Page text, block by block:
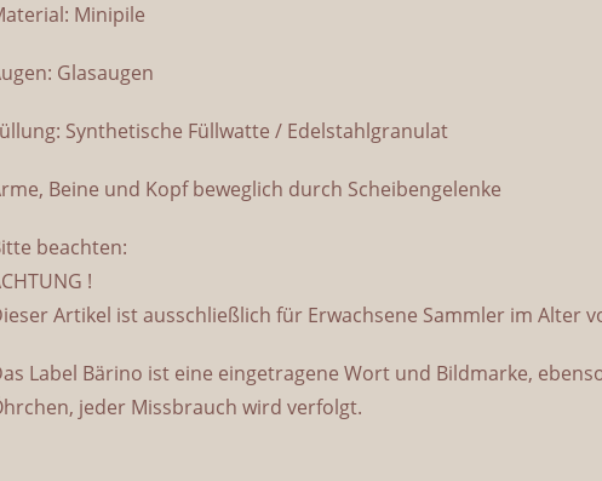
Minipile
Glasaugen
Synthetische Füllwatte / Edelstahlgranulat
Beine und Kopf beweglich durch Scheibengelenke
beachten:
!
Artikel ist ausschließlich für Erwachsene Sammler im Alter
Label Bärino ist eine eingetragene Wort und Bildmarke,
jeder Missbrauch wird verfolgt.